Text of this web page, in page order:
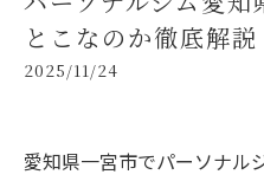
とこなのか徹底解説
2025/11/24
愛知県一宮市でパーソナル